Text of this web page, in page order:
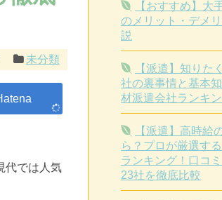
未分類
代では人気
【おすすめ】大
のメリット・デメ
説
【派遣】知りた
社の裏事情と基本
材派遣会社ランキ
【派遣】高時給
ら？プロが厳選す
ランキング！口コ
23社を徹底比較